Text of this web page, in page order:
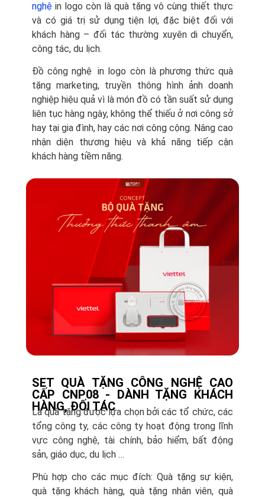
nghệ in logo còn là quà tặng vô cùng thiết thực
và có giá trị sử dụng tiện lợi, đặc biệt đối với
khách hàng – đối tác thường xuyên di chuyển,
công tác, du lịch.
Đồ công nghệ in logo còn là phương thức quà
tặng marketing, truyền thông hình ảnh doanh
nghiệp hiệu quả vì là món đồ có tần suất sử dụng
liên tục hàng ngày, không thể thiếu ở nơi công sở
hay tại gia đình, hay các nơi công cộng. Nâng cao
nhận diện thương hiệu và khả năng tiếp cận
khách hàng tiềm năng.
SET QUÀ TẶNG CÔNG NGHỆ CAO
CẤP CNP08 - DÀNH TẶNG KHÁCH
HÀNG, ĐỐI TÁC
Là quà tặng được lựa chọn bởi các tổ chức, các
tổng công ty, các công ty hoạt động trong lĩnh
vực công nghệ, tài chính, bảo hiểm, bất động
sản, giáo dục, du lịch …
Phù hợp cho các mục đích: Quà tặng sự kiện,
quà tặng khách hàng, quà tặng nhân viên, quà